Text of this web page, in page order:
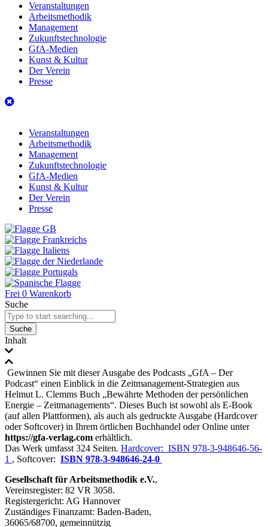
Veranstaltungen
Arbeitsmethodik
Management
Zukunftstechnologie
GfA-Medien
Kunst & Kultur
Der Verein
Presse
Veranstaltungen
Arbeitsmethodik
Management
Zukunftstechnologie
GfA-Medien
Kunst & Kultur
Der Verein
Presse
Frei 0 Warenkorb
Suche
Suche
Inhalt
Gewinnen Sie mit dieser Ausgabe des Podcasts „GfA – Der
Podcast“ einen Einblick in die Zeitmanagement-Strategien aus
Helmut L. Clemms Buch „Bewährte Methoden der persönlichen
Energie – Zeitmanagements“. Dieses Buch ist sowohl als E-Book
(auf allen Plattformen), als auch als gedruckte Ausgabe (Hardcover
oder Softcover) in Ihrem örtlichen Buchhandel oder Online unter
https://gfa-verlag.com erhältlich.
Das Werk umfasst 324 Seiten. Hardcover: ISBN 978-3-948646-56-
1 , Softcover: ISBN 978-3-948646-24-0
Gesellschaft für Arbeitsmethodik e.V.,
Vereinsregister: 82 VR 3058.
Registergericht: AG Hannover
Zuständiges Finanzamt: Baden-Baden,
36065/68700, gemeinnützig